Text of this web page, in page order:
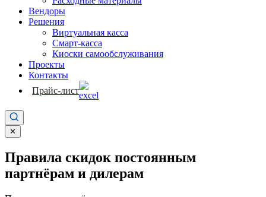
Вендоры
Решения
Виртуальная касса
Смарт-касса
Киоски самообслуживания
Проекты
Контакты
Прайс-лист
✕
Правила скидок постоянным
партнёрам и дилерам